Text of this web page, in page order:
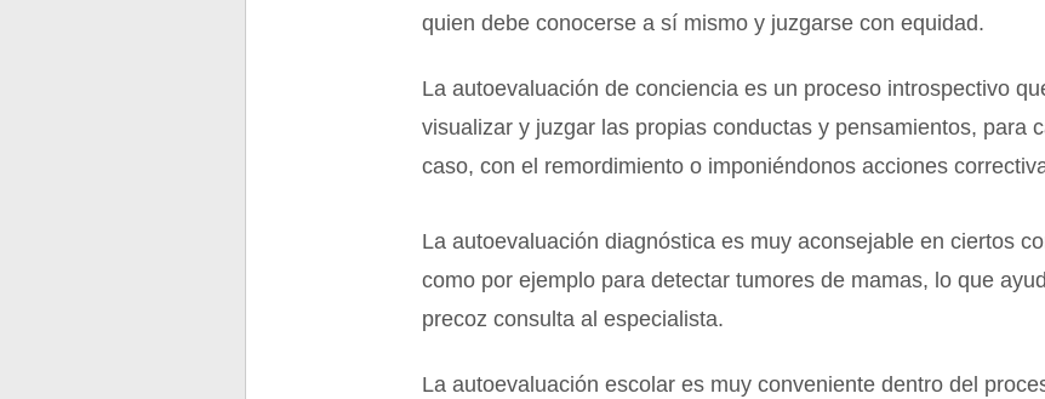
quien debe conocerse a sí mismo y juzgarse con equidad.
La autoevaluación de conciencia es un proceso introspectivo
visualizar y juzgar las propias conductas y pensamientos, para
caso, con el remordimiento o imponiéndonos acciones
La autoevaluación diagnóstica es muy aconsejable en ciertos
como por ejemplo para detectar tumores de mamas, lo que
precoz consulta al especialista.
La autoevaluación escolar es muy conveniente dentro del